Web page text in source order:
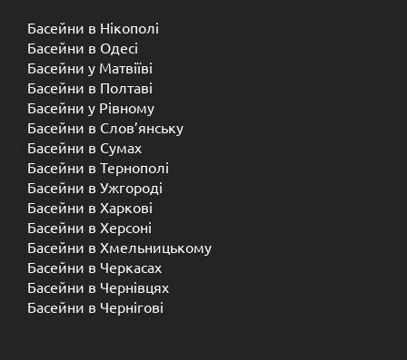
Басейни в Нікополі
Басейни в Одесі
Басейни у Матвіїві
Басейни в Полтаві
Басейни у ​​Рівному
Басейни в Слов’янську
Басейни в Сумах
Басейни в Тернополі
Басейни в Ужгороді
Басейни в Харкові
Басейни в Херсоні
Басейни в Хмельницькому
Басейни в Черкасах
Басейни в Чернівцях
Басейни в Чернігові